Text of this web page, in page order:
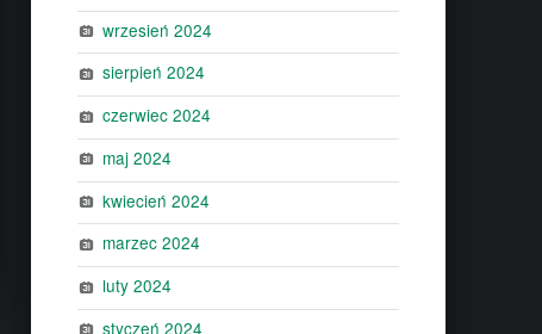
wrzesień 2024
sierpień 2024
czerwiec 2024
maj 2024
kwiecień 2024
marzec 2024
luty 2024
styczeń 2024